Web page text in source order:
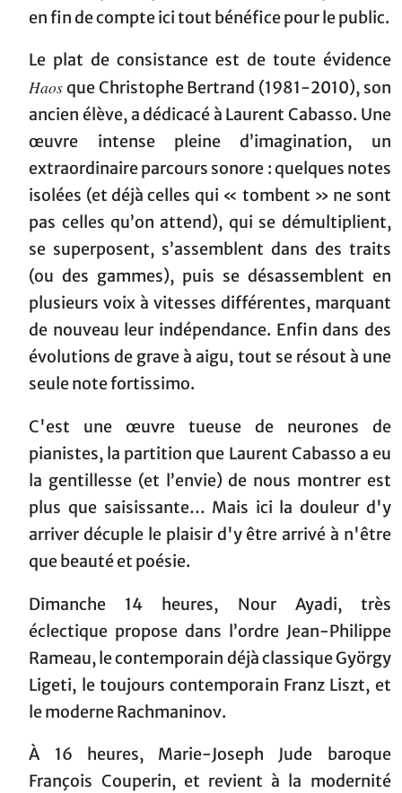
en fin de compte ici tout bénéfice pour le public.
Le plat de consistance est de toute évidence
Haosque Christophe Bertrand (1981-2010), son
ancien élève, a dédicacé à Laurent Cabasso. Une
œuvre intense pleine d’imagination, un
extraordinaire parcours sonore : quelques notes
isolées (et déjà celles qui « tombent » ne sont
pas celles qu’on attend), qui se démultiplient,
se superposent, s’assemblent dans des traits
(ou des gammes), puis se désassemblent en
plusieurs voix à vitesses différentes, marquant
de nouveau leur indépendance. Enfin dans des
évolutions de grave à aigu, tout se résout à une
seule note fortissimo.
C'est une œuvre tueuse de neurones de
pianistes, la partition que Laurent Cabasso a eu
la gentillesse (et l’envie) de nous montrer est
plus que saisissante… Mais ici la douleur d'y
arriver décuple le plaisir d'y être arrivé à n'être
que beauté et poésie.
Dimanche 14 heures, Nour Ayadi, très
éclectique propose dans l’ordre Jean-Philippe
Rameau, le contemporain déjà classique György
Ligeti, le toujours contemporain Franz Liszt, et
le moderne Rachmaninov.
À 16 heures, Marie-Joseph Jude baroque
François Couperin, et revient à la modernité